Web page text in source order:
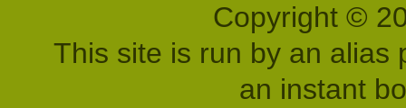
Copyright ©
This site is run by an alias
an instant